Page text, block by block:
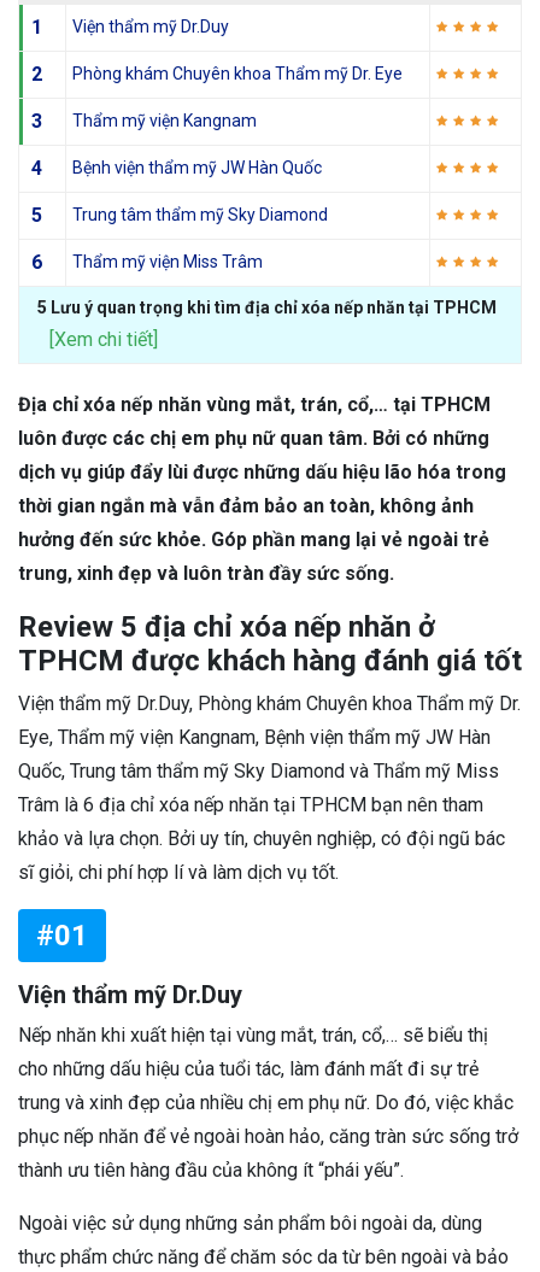
1 Viện thẩm mỹ Dr.Duy
2 Phòng khám Chuyên khoa Thẩm mỹ Dr. Eye
3 Thẩm mỹ viện Kangnam
4 Bệnh viện thẩm mỹ JW Hàn Quốc
5 Trung tâm thẩm mỹ Sky Diamond
6 Thẩm mỹ viện Miss Trâm
5 Lưu ý quan trọng khi tìm địa chỉ xóa nếp nhăn tại TPHCM
[Xem chi tiết]
Địa chỉ xóa nếp nhăn vùng mắt, trán, cổ,… tại TPHCM
luôn được các chị em phụ nữ quan tâm. Bởi có những
dịch vụ giúp đẩy lùi được những dấu hiệu lão hóa trong
thời gian ngắn mà vẫn đảm bảo an toàn, không ảnh
hưởng đến sức khỏe. Góp phần mang lại vẻ ngoài trẻ
trung, xinh đẹp và luôn tràn đầy sức sống.
Review 5 địa chỉ xóa nếp nhăn ở
TPHCM được khách hàng đánh giá tốt
Viện thẩm mỹ Dr.Duy, Phòng khám Chuyên khoa Thẩm mỹ Dr.
Eye, Thẩm mỹ viện Kangnam, Bệnh viện thẩm mỹ JW Hàn
Quốc, Trung tâm thẩm mỹ Sky Diamond và Thẩm mỹ Miss
Trâm là 6 địa chỉ xóa nếp nhăn tại TPHCM bạn nên tham
khảo và lựa chọn. Bởi uy tín, chuyên nghiệp, có đội ngũ bác
sĩ giỏi, chi phí hợp lí và làm dịch vụ tốt.
#01
Viện thẩm mỹ Dr.Duy
Nếp nhăn khi xuất hiện tại vùng mắt, trán, cổ,… sẽ biểu thị
cho những dấu hiệu của tuổi tác, làm đánh mất đi sự trẻ
trung và xinh đẹp của nhiều chị em phụ nữ. Do đó, việc khắc
phục nếp nhăn để vẻ ngoài hoàn hảo, căng tràn sức sống trở
thành ưu tiên hàng đầu của không ít “phái yếu”.
Ngoài việc sử dụng những sản phẩm bôi ngoài da, dùng
thực phẩm chức năng để chăm sóc da từ bên ngoài và bảo